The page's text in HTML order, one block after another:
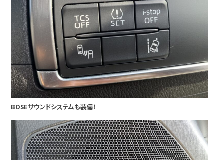
BOSEサウンドシステムも装備！